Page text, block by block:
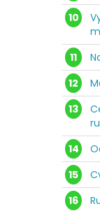
10
11
12
13
14
15
16